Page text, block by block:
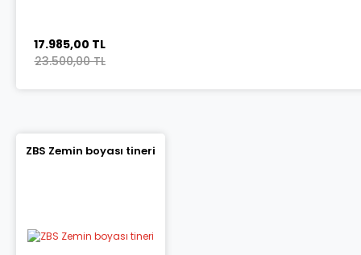
17.985,00 TL
23.500,00 TL
ZBS Zemin boyası tineri